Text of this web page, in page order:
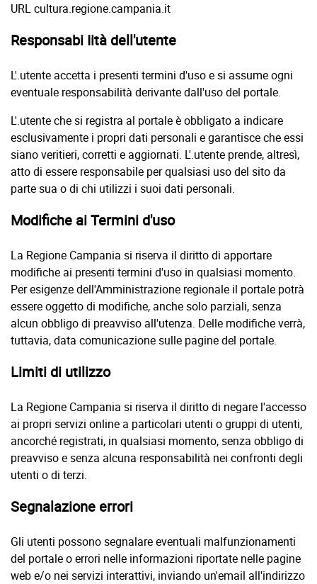
URL cultura.regione.campania.it
Responsabi Iità dell'utente
L'.utente accetta i presenti termini d'uso e si assume ogni
eventuale responsabilità derivante dall'uso del portale.
L'.utente che si registra al portale è obbligato a indicare
esclusivamente i propri dati personali e garantisce che essi
siano veritieri, corretti e aggiornati. L'.utente prende, altresì,
atto di essere responsabile per qualsiasi uso del sito da
parte sua o di chi utilizzi i suoi dati personali.
Modifiche ai Termini d'uso
La Regione Campania si riserva il diritto di apportare
modifiche ai presenti termini d'uso in qualsiasi momento.
Per esigenze dell'Amministrazione regionale il portale potrà
essere oggetto di modifiche, anche solo parziali, senza
alcun obbligo di preavviso all'utenza. Delle modifiche verrà,
tuttavia, data comunicazione sulle pagine del portale.
Limiti di utilizzo
La Regione Campania si riserva il diritto di negare l'accesso
ai propri servizi online a particolari utenti o gruppi di utenti,
ancorché registrati, in qualsiasi momento, senza obbligo di
preavviso e senza alcuna responsabilità nei confronti degli
utenti o di terzi.
Segnalazione errori
Gli utenti possono segnalare eventuali malfunzionamenti
del portale o errori nelle informazioni riportate nelle pagine
web e/o nei servizi interattivi, inviando un'email all'indirizzo